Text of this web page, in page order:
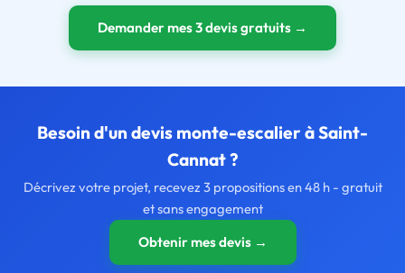
Demander mes 3 devis gratuits →
Besoin d'un devis monte-escalier à Saint-
Cannat ?
Décrivez votre projet, recevez 3 propositions en 48 h - gratuit
et sans engagement
Obtenir mes devis →